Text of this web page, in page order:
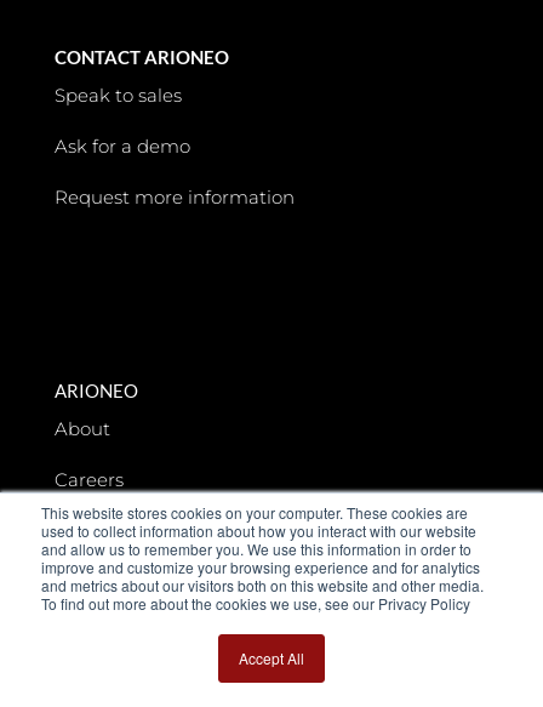
This website stores cookies on your computer. These cookies are
used to collect information about how you interact with our website
and allow us to remember you. We use this information in order to
improve and customize your browsing experience and for analytics
and metrics about our visitors both on this website and other media.
To find out more about the cookies we use, see our Privacy Policy
Accept All
CONTACT ARIONEO
Speak to sales
Ask for a demo
Request more information
ARIONEO
About
Careers
Legal Notice
Data privacy